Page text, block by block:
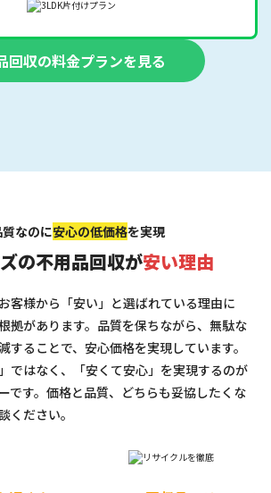
回収の料金プランを見る
なのに安心の低価格を実現
の不用品回収が安い理由
客様から「安い」と選ばれている理由に
拠があります。品質を保ちながら、無駄な
することで、安心価格を実現しています。
ではなく、「安くて安心」を実現するのが
です。価格と品質、どちらも妥協したくな
ください。